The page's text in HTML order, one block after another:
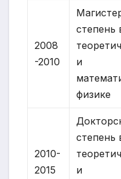
2008
-2010
степень
и
физике
2010-
2015
степень
и